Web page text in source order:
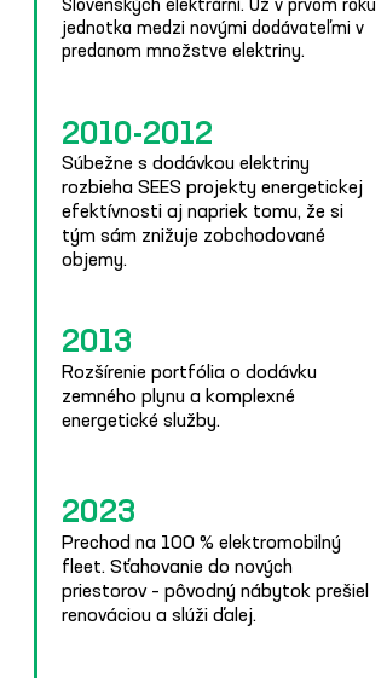
Slovenských elektrární. Už v prvom roku
jednotka medzi novými dodávateľmi v
predanom množstve elektriny.
2010-2012
Súbežne s dodávkou elektriny
rozbieha SEES projekty energetickej
efektívnosti aj napriek tomu, že si
tým sám znižuje zobchodované
objemy.
2013
Rozšírenie portfólia o dodávku
zemného plynu a komplexné
energetické služby.
2023
Prechod na 100 % elektromobilný
fleet. Sťahovanie do nových
priestorov – pôvodný nábytok prešiel
renováciou a slúži ďalej.